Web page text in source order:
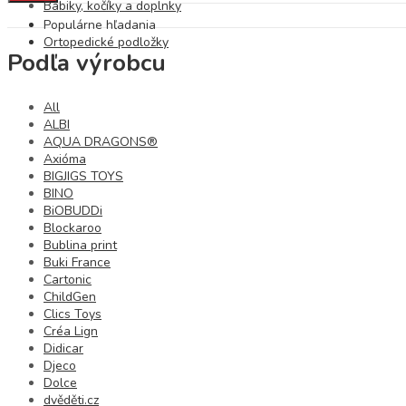
Populárne hľadania
Ortopedické podložky
Bábiky, kočíky a doplnky
Podľa výrobcu
All
ALBI
AQUA DRAGONS®
Axióma
BIGJIGS TOYS
BINO
BiOBUDDi
Blockaroo
Bublina print
Buki France
Cartonic
ChildGen
Clics Toys
Créa Lign
Didicar
Djeco
Dolce
dvěděti.cz